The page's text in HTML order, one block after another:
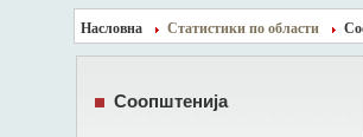
Насловна Статистики по области
Соопштенија